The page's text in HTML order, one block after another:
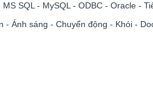
SQL - MySQL - ODBC - Oracle -
sáng - Chuyển động - Khói -